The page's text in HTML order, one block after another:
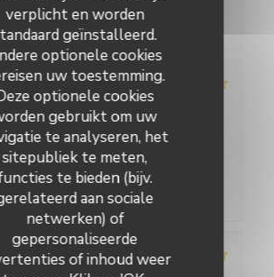
verplicht en worden
geïnstalleerd.
optionele cookies
uw toestemming.
optionele cookies
gebruikt om uw
te analyseren, het
sitepubliek te meten,
te bieden (bijv.
aan sociale
netwerken) of
gepersonaliseerde
of inhoud weer
Atmosfeer: 4/5 Keuken:5/5
20:15 - Gasten 2
:5/5 Keuken:5 /5 Kwaliteit / Prijs
satisfaite, c'est très bon et le service
L'Ecaille